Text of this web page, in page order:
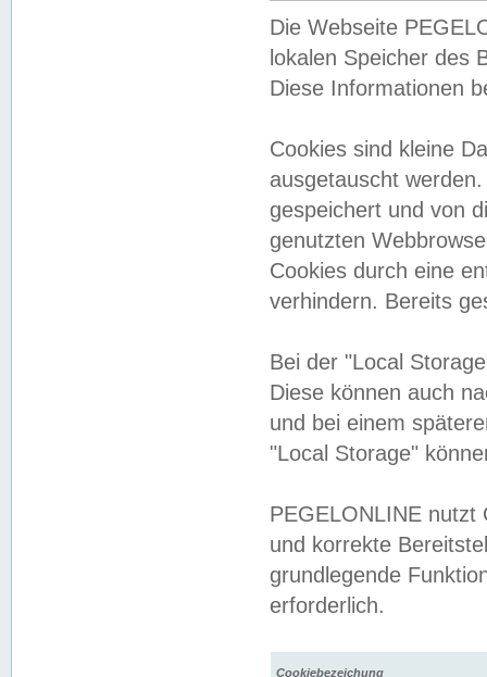
Die Webseite
lokalen Speicher des
Diese Informationen
Cookies sind kleine
ausgetauscht
gespeichert und von
genutzten
Cookies durch eine
verhindern. Bereits
Bei der "Local
Diese können auch
und bei einem
"Local Storage"
PEGELONLINE nutzt
und korrekte
grundlegende
erforderlich.
Cookiebezeichung